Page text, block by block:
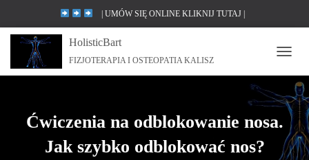
| UMÓW SIĘ ONLINE KLIKNIJ TUTAJ |
UMÓW SIĘ ONLINE KLIKNIJ TUTAJ |
HolisticBart
FIZJOTERAPIA I OSTEOPATIA KALISZ
R
E
C
Z
Ćwiczenia na odblokowanie nosa.
Jak szybko odblokować nos?